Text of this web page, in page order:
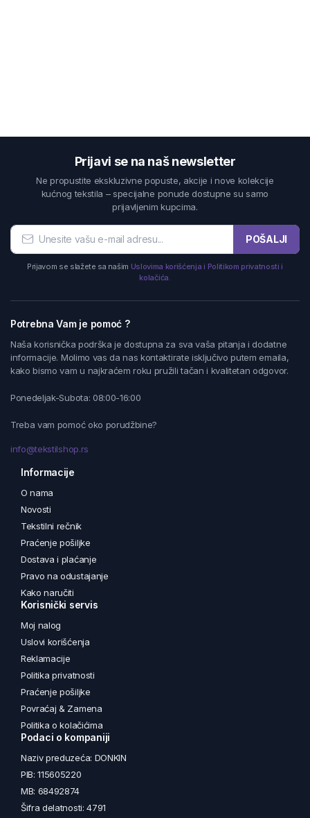
Prijavi se na naš newsletter
Ne propustite ekskluzivne popuste, akcije i nove kolekcije
kućnog tekstila – specijalne ponude dostupne su samo
prijavljenim kupcima.
POŠALJI
Prijavom se slažete sa našim Uslovima korišćenja i Politikom privatnosti i
kolačića.
Potrebna Vam je pomoć ?
Naša korisnička podrška je dostupna za sva vaša pitanja i dodatne
informacije. Molimo vas da nas kontaktirate isključivo putem emaila,
kako bismo vam u najkraćem roku pružili tačan i kvalitetan odgovor.
Ponedeljak-Subota: 08:00-16:00
Treba vam pomoć oko porudžbine?
info@tekstilshop.rs
Informacije
O nama
Novosti
Tekstilni rečnik
Praćenje pošiljke
Dostava i plaćanje
Pravo na odustajanje
Kako naručiti
Korisnički servis
Moj nalog
Uslovi korišćenja
Reklamacije
Politika privatnosti
Praćenje pošiljke
Povraćaj & Zamena
Politika o kolačićima
Podaci o kompaniji
Naziv preduzeća: DONKIN
PIB: 115605220
MB: 68492874
Šifra delatnosti: 4791